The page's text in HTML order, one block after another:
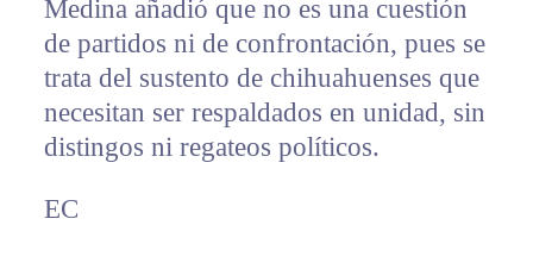
Medina añadió que no es una cuestión
de partidos ni de confrontación, pues se
trata del sustento de chihuahuenses que
necesitan ser respaldados en unidad, sin
distingos ni regateos políticos.
EC